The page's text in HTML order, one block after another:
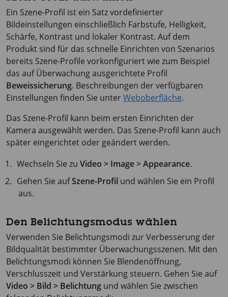
Ein Szene-Profil ist ein Satz vordefinierter
Bildeinstellungen einschließlich Farbstufe, Helligkeit,
Schärfe, Kontrast und lokaler Kontrast. Auf dem
Produkt sind für das schnelle Einrichten von Szenarios
bereits Szene-Profile vorkonfiguriert wie zum Beispiel
das auf Überwachung ausgerichtete Profil
Beweissicherung. Beschreibungen der verfügbaren
Einstellungen finden Sie unterWeboberfläche.
Das Szene-Profil kann beim ersten Einrichten der
Kamera ausgewählt werden. Das Szene-Profil kann auch
später eingerichtet oder geändert werden.
Wechseln Sie zuVideo > Image > Appearance.
Gehen Sie aufSzene-Profil und wählen Sie ein Profil
aus.
Den Belichtungsmodus wählen
Verwenden Sie Belichtungsmodi zur Verbesserung der
Bildqualität bestimmter Überwachungsszenen. Mit den
Belichtungsmodi können Sie Blendenöffnung,
Verschlusszeit und Verstärkung steuern. Gehen Sie auf
Video > Bild > Belichtung und wählen Sie zwischen